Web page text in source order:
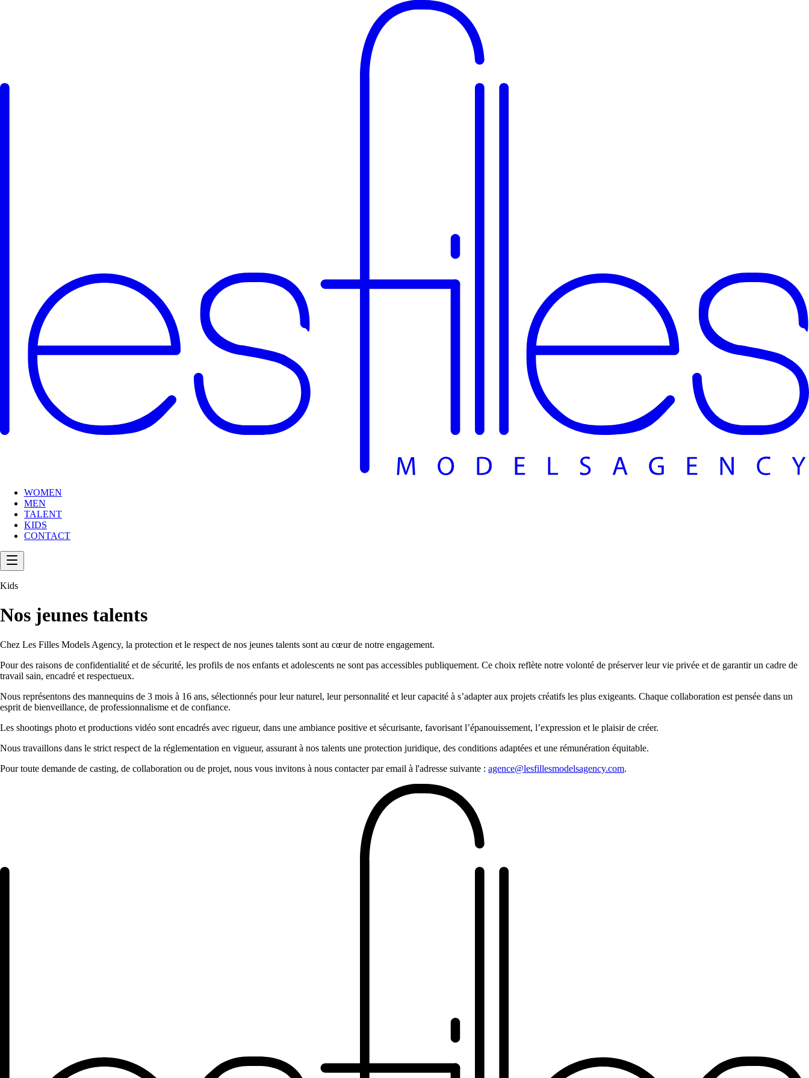
WOMEN
MEN
TALENT
KIDS
CONTACT
Kids
Nos jeunes talents
Chez Les Filles Models Agency, la protection et le respect de nos jeunes talents sont au cœur de notre engagement.
Pour des raisons de confidentialité et de sécurité, les profils de nos enfants et adolescents ne sont pas accessibles publiquement. Ce choix reflète notre volonté de préserver leur vie privée et de garantir un cadre de
travail sain, encadré et respectueux.
Nous représentons des mannequins de 3 mois à 16 ans, sélectionnés pour leur naturel, leur personnalité et leur capacité à s’adapter aux projets créatifs les plus exigeants. Chaque collaboration est pensée dans un
esprit de bienveillance, de professionnalisme et de confiance.
Les shootings photo et productions vidéo sont encadrés avec rigueur, dans une ambiance positive et sécurisante, favorisant l’épanouissement, l’expression et le plaisir de créer.
Nous travaillons dans le strict respect de la réglementation en vigueur, assurant à nos talents une protection juridique, des conditions adaptées et une rémunération équitable.
Pour toute demande de casting, de collaboration ou de projet, nous vous invitons à nous contacter par email à l'adresse suivante : agence@lesfillesmodelsagency.com.